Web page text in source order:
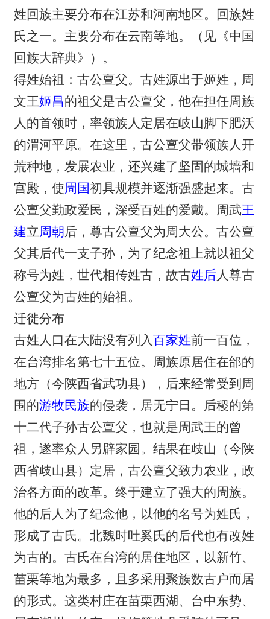
姓回族主要分布在江苏和河南地区。回族姓
氏之一。主要分布在云南等地。（见《中国
回族大辞典》）。
得姓始祖：古公亶父。古姓源出于姬姓，周
文王姬昌的祖父是古公亶父，他在担任周族
人的首领时，率领族人定居在岐山脚下肥沃
的渭河平原。在这里，古公亶父带领族人开
荒种地，发展农业，还兴建了坚固的城墙和
宫殿，使周国初具规模并逐渐强盛起来。古
公亶父勤政爱民，深受百姓的爱戴。周武王
建立周朝后，尊古公亶父为周大公。古公亶
父其后代一支子孙，为了纪念祖上就以祖父
称号为姓，世代相传姓古，故古姓后人尊古
公亶父为古姓的始祖。
迁徙分布
古姓人口在大陆没有列入百家姓前一百位，
在台湾排名第七十五位。周族原居住在邰的
地方（今陕西省武功县），后来经常受到周
围的游牧民族的侵袭，居无宁日。后稷的第
十二代子孙古公亶父，也就是周武王的曾
祖，遂率众人另辟家园。结果在歧山（今陕
西省歧山县）定居，古公亶父致力农业，政
治各方面的改革。终于建立了强大的周族。
他的后人为了纪念他，以他的名号为姓氏，
形成了古氏。北魏时吐奚氏的后代也有改姓
为古的。古氏在台湾的居住地区，以新竹、
苗栗等地为最多，且多采用聚族数古户而居
的形式。这类村庄在苗栗西湖、台中东势、